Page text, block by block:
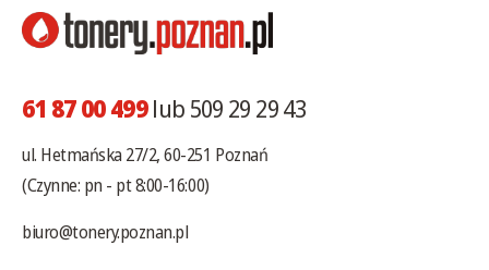
61 87 00 499lub 509 29 29 43
ul. Hetmańska 27/2, 60-251 Poznań
(Czynne: pn - pt 8:00-16:00)
biuro@tonery.poznan.pl